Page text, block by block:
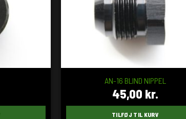
AN-16 BLIND NIPPEL
45,00 kr.
TILFØJ TIL KURV